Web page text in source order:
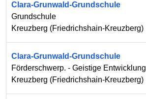
Clara-Grunwald-Grundschule
Grundschule
Kreuzberg (Friedrichshain-Kreuzberg)
Clara-Grunwald-Grundschule
Förderschwerp. - Geistige Entwicklung
Kreuzberg (Friedrichshain-Kreuzberg)